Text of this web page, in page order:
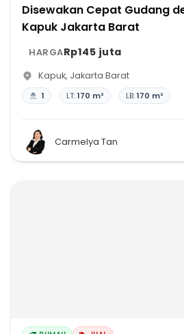
Disewakan Cepat Gudang
Kapuk Jakarta Barat
HARGARp145 juta
Kapuk, Jakarta Barat
1 LT:170 m² LB:170 m²
Carmelya Tan